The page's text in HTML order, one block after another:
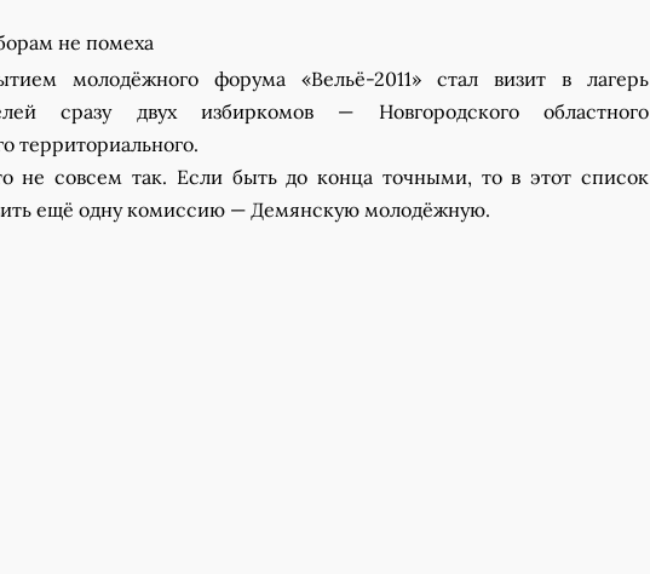
молодёжного форума «Вельё-2011» стал визит в лагерь
сразу двух избиркомов — Новгородского областного
территориального.
не совсем так. Если быть до конца точными, то в этот список
ещё одну комиссию — Демянскую молодёжную.